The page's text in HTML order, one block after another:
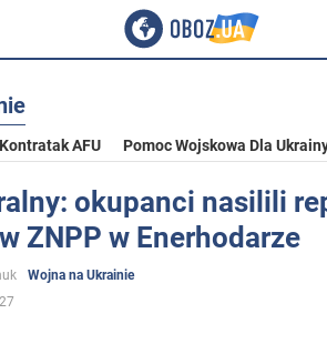
Kontratak AFU Pomoc Wojskowa Dla
okupanci nasilili
ZNPP w Enerhodarze
Wojna na Ukrainie